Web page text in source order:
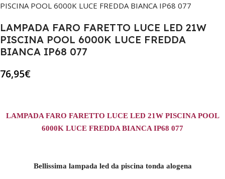
PISCINA POOL 6000K LUCE FREDDA BIANCA IP68 077
LAMPADA FARO FARETTO LUCE LED 21W
PISCINA POOL 6000K LUCE FREDDA
BIANCA IP68 077
76,95€
LAMPADA FARO FARETTO LUCE LED 21W PISCINA POOL
6000K LUCE FREDDA BIANCA IP68 077
Bellissima lampada led da piscina tonda alogena